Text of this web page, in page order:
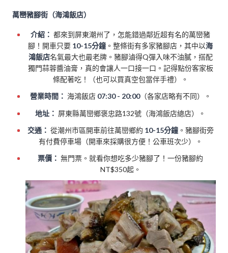
萬巒豬腳街（海鴻飯店）
介紹： 都來到屏東潮州了，怎能錯過鄰近超有名的萬巒豬
腳！開車只要 10-15分鐘 。整條街有多家豬腳店，其中以海
鴻飯店名氣最大也最老牌。豬腳滷得Q彈入味不油膩，搭配
獨門蒜蓉醬油膏，真的會讓人一口接一口。記得點份客家板
條配著吃！（也可以買真空包當伴手禮）。
營業時間： 海鴻飯店 07:30 - 20:00（各家店略有不同）。
地址： 屏東縣萬巒鄉褒忠路132號（海鴻飯店總店）。
交通： 從潮州市區開車前往萬巒鄉約 10-15分鐘。豬腳街旁
有付費停車場（開車來採購很方便！公車班次少）。
票價： 無門票。就看你想吃多少豬腳了！一份豬腳約
NT$350起。